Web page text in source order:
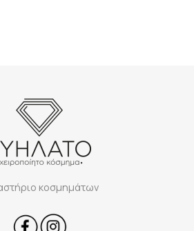
κοσμημάτων